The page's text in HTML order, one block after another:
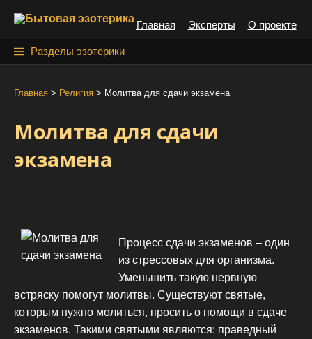
Главная Эксперты О проекте
Разделы эзотерики
Главная > Религия > Молитва для сдачи экзамена
Молитва для сдачи
экзамена
Процесс сдачи экзаменов – один
из стрессовых для организма.
Уменьшить такую нервную
встряску помогут молитвы. Существуют святые,
которым нужно молиться, просить о помощи в сдаче
экзаменов. Такими святыми являются: праведный